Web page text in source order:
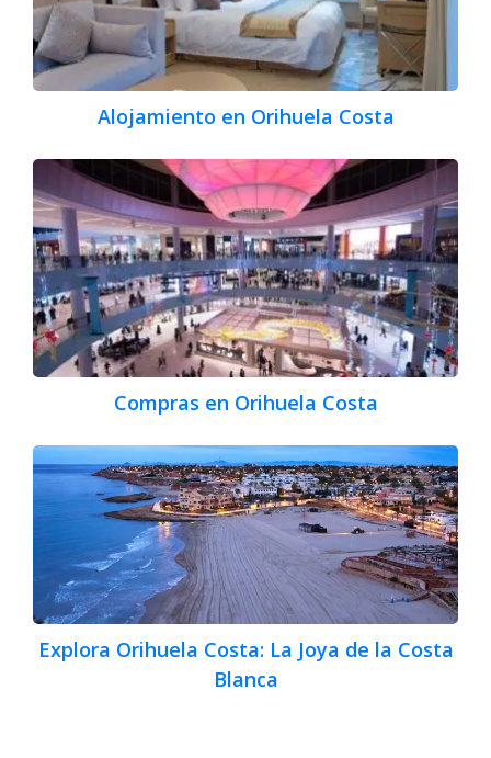
Alojamiento en Orihuela Costa
Compras en Orihuela Costa
Explora Orihuela Costa: La Joya de la Costa
Blanca